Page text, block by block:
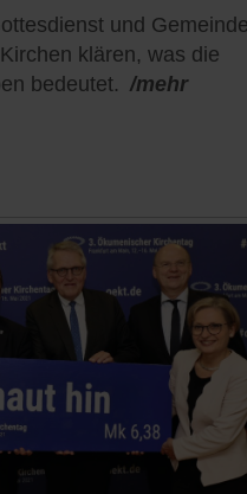
und
klären, was die
bedeutet. /mehr